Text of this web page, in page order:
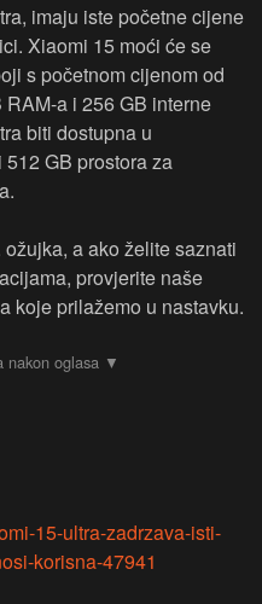
imaju iste početne cijene
Xiaomi 15 moći će se
s početnom cijenom od
a i 256 GB interne
biti dostupna u
GB prostora za
a ako želite saznati
provjerite naše
koje prilažemo u nastavku.
15-ultra-zadrzava-isti-
korisna-47941